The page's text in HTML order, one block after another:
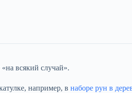
всякий случай».
например, в наборе рун в